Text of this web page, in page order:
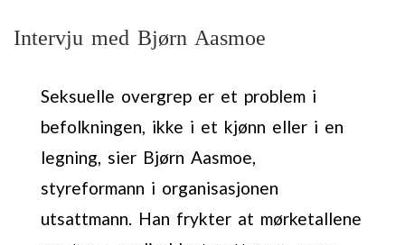
Intervju med Bjørn Aasmoe
Seksuelle overgrep er et problem i
befolkningen, ikke i et kjønn eller i en
legning, sier Bjørn Aasmoe,
styreformann i organisasjonen
utsattmann. Han frykter at mørketallene